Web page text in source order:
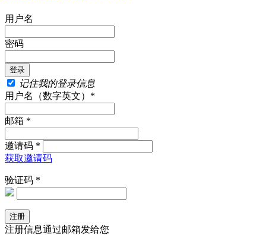
用户名
密码
记住我的登录信息
用户名（数字英文）*
邮箱 *
邀请码 *
获取邀请码
验证码 *
注册信息通过邮箱发给您